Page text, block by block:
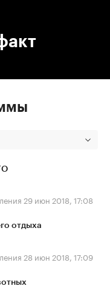
29 июн 2018, 17:08
отдыха
28 июн 2018, 17:09